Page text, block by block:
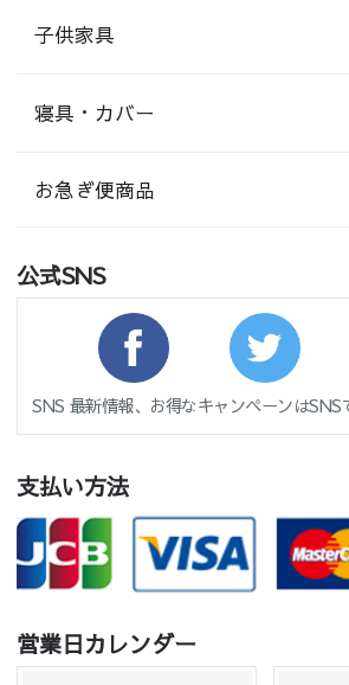
子供家具
寝具・カバー
お急ぎ便商品
公式SNS
SNS 最新情報、お得なキャンペーンはSNS
支払い方法
営業日カレンダー